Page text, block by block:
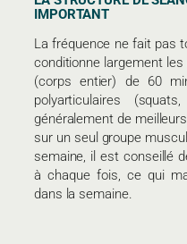
IMPORTANT
La fréquence ne fait pas
conditionne largement
(corps entier) de 60
polyarticulaires
généralement de
sur un seul groupe
semaine, il est conseillé
à chaque fois, ce qui
dans la semaine.